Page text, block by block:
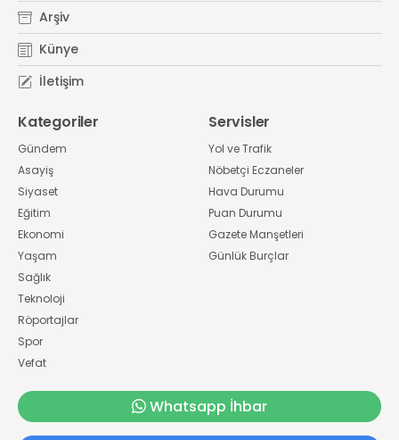
Arşiv
Künye
İletişim
Kategoriler
Gündem
Asayiş
Siyaset
Eğitim
Ekonomi
Yaşam
Sağlık
Teknoloji
Röportajlar
Spor
Vefat
Servisler
Yol ve Trafik
Nöbetçi Eczaneler
Hava Durumu
Puan Durumu
Gazete Manşetleri
Günlük Burçlar
Whatsapp İhbar